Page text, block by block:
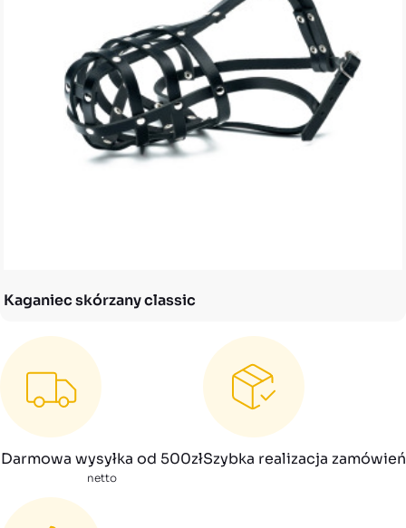
Kaganiec skórzany classic
Darmowa wysyłka od 500zł
netto
Szybka realizacja zamówień